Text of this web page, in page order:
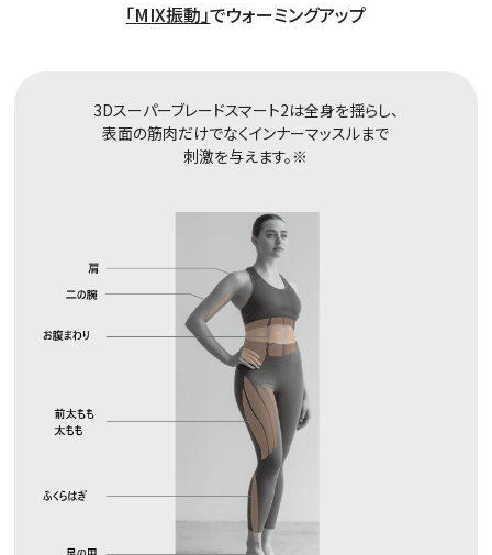
「MIX振動」でウォーミングアップ
3Dスーパーブレードスマート2は全身を揺らし、
表面の筋肉だけでなくインナーマッスルまで
刺激を与えます。※